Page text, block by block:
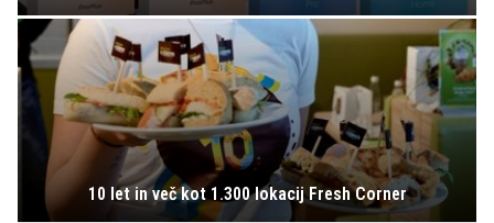
10 let in več kot 1.300 lokacij Fresh Corner